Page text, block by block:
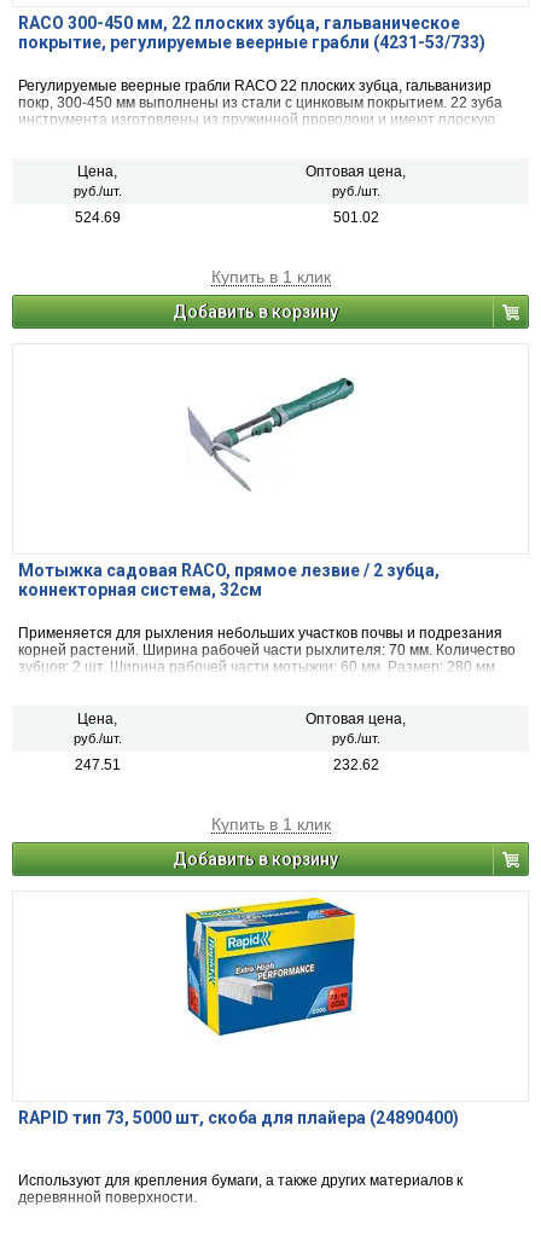
RACO 300-450 мм, 22 плоских зубца, гальваническое
покрытие, регулируемые веерные грабли (4231-53/733)
Регулируемые веерные грабли RACO 22 плоских зубца, гальванизир
покр, 300-450 мм выполнены из стали с цинковым покрытием. 22 зуба
инструмента изготовлены из пружинной проволоки и имеют плоскую
Цена,
руб./шт.
Оптовая цена,
руб./шт.
524.69 501.02
Купить в 1 клик
Добавить в корзину
Мотыжка садовая RACO, прямое лезвие / 2 зубца,
коннекторная система, 32см
Применяется для рыхления небольших участков почвы и подрезания
корней растений. Ширина рабочей части рыхлителя: 70 мм. Количество
зубцов: 2 шт. Ширина рабочей части мотыжки: 60 мм. Размер: 280 мм.
Цена,
руб./шт.
Оптовая цена,
руб./шт.
247.51 232.62
Купить в 1 клик
Добавить в корзину
RAPID тип 73, 5000 шт, скоба для плайера (24890400)
Используют для крепления бумаги, а также других материалов к
деревянной поверхности.